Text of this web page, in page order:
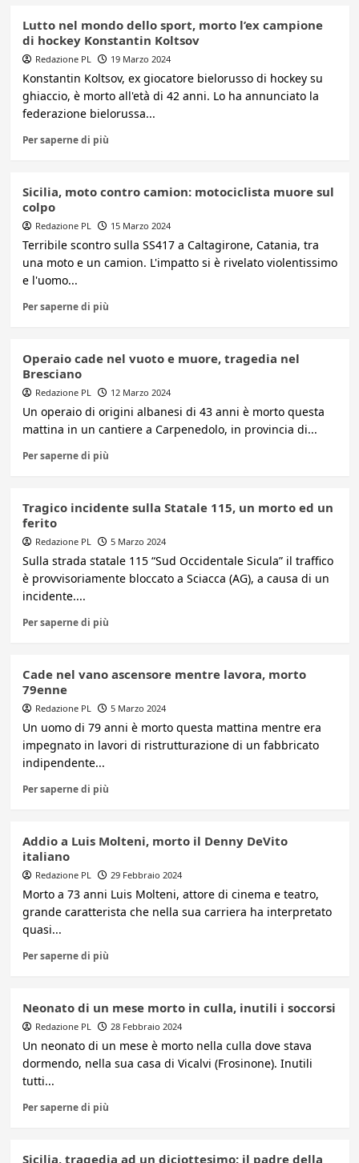
Lutto nel mondo dello sport, morto l’ex campione
di hockey Konstantin Koltsov
Redazione PL 19 Marzo 2024
Konstantin Koltsov, ex giocatore bielorusso di hockey su
ghiaccio, è morto all'età di 42 anni. Lo ha annunciato la
federazione bielorussa...
Per saperne di più
Sicilia, moto contro camion: motociclista muore sul
colpo
Redazione PL 15 Marzo 2024
Terribile scontro sulla SS417 a Caltagirone, Catania, tra
una moto e un camion. L'impatto si è rivelato violentissimo
e l'uomo...
Per saperne di più
Operaio cade nel vuoto e muore, tragedia nel
Bresciano
Redazione PL 12 Marzo 2024
Un operaio di origini albanesi di 43 anni è morto questa
mattina in un cantiere a Carpenedolo, in provincia di...
Per saperne di più
Tragico incidente sulla Statale 115, un morto ed un
ferito
Redazione PL 5 Marzo 2024
Sulla strada statale 115 “Sud Occidentale Sicula” il traffico
è provvisoriamente bloccato a Sciacca (AG), a causa di un
incidente....
Per saperne di più
Cade nel vano ascensore mentre lavora, morto
79enne
Redazione PL 5 Marzo 2024
Un uomo di 79 anni è morto questa mattina mentre era
impegnato in lavori di ristrutturazione di un fabbricato
indipendente...
Per saperne di più
Addio a Luis Molteni, morto il Denny DeVito
italiano
Redazione PL 29 Febbraio 2024
Morto a 73 anni Luis Molteni, attore di cinema e teatro,
grande caratterista che nella sua carriera ha interpretato
quasi...
Per saperne di più
Neonato di un mese morto in culla, inutili i soccorsi
Redazione PL 28 Febbraio 2024
Un neonato di un mese è morto nella culla dove stava
dormendo, nella sua casa di Vicalvi (Frosinone). Inutili
tutti...
Per saperne di più
Sicilia, tragedia ad un diciottesimo: il padre della